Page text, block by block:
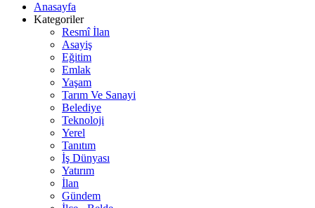
Anasayfa
Kategoriler
Resmî İlan
Asayiş
Eğitim
Emlak
Yaşam
Tarım Ve Sanayi
Belediye
Teknoloji
Yerel
Tanıtım
İş Dünyası
Yatırım
İlan
Gündem